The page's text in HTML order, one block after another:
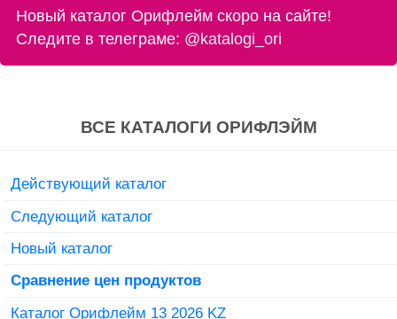
Новый каталог Орифлейм скоро на сайте!
Следите в телеграме: @katalogi_ori
ВСЕ КАТАЛОГИ ОРИФЛЭЙМ
Действующий каталог
Следующий каталог
Новый каталог
Сравнение цен продуктов
Каталог Орифлейм 13 2026 KZ